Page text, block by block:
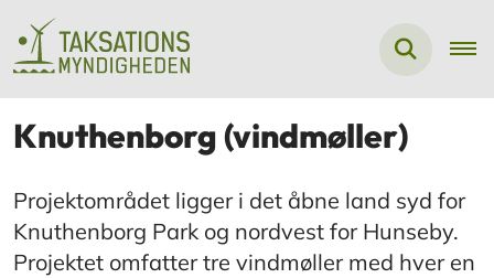
Knuthenborg (vindmøller)
Projektområdet ligger i det åbne land syd for
Knuthenborg Park og nordvest for Hunseby.
Projektet omfatter tre vindmøller med hver en